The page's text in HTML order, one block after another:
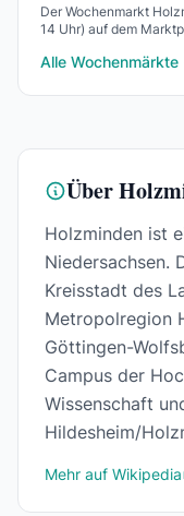
Der Wochenmarkt
14 Uhr) auf dem
Alle
Über
Holzminden ist
Niedersachsen.
Kreisstadt des
Metropolregion
Göttingen-
Campus der
Wissenschaft
Hildesheim/
Mehr auf Wikipedia